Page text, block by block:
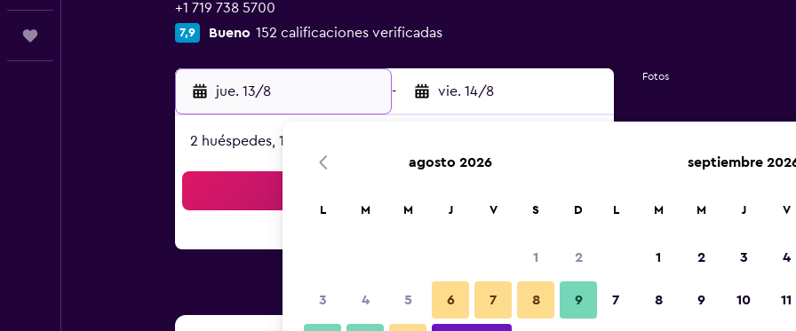
+1 719 738 5700
7,9 Bueno 152 calificaciones verificadas
jue. 13/8 - vie. 14/8
2 huéspedes, 1 habitación
Fotos
agosto 2026
L M M J V S D
1 2
3 4 5 6 7 8 9
septiembre
L M M J V
1 2 3 4
7 8 9 10 11